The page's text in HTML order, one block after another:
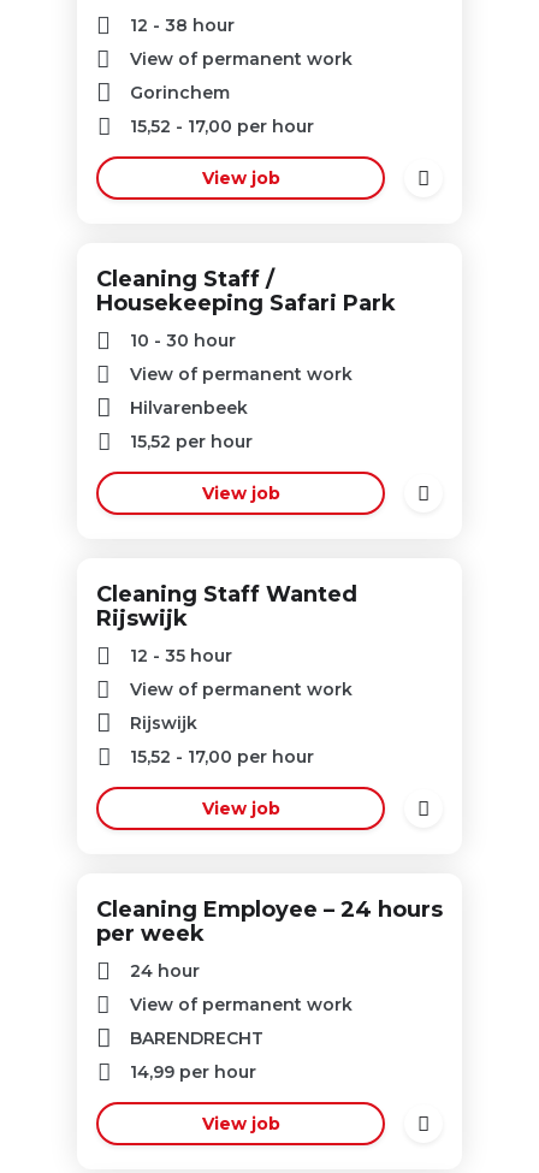
12 - 38 hour
View of permanent work
Gorinchem
15,52 - 17,00 per hour
View job
Cleaning Staff /
Housekeeping Safari Park
10 - 30 hour
View of permanent work
Hilvarenbeek
15,52 per hour
View job
Cleaning Staff Wanted
Rijswijk
12 - 35 hour
View of permanent work
Rijswijk
15,52 - 17,00 per hour
View job
Cleaning Employee – 24 hours
per week
24 hour
View of permanent work
BARENDRECHT
14,99 per hour
View job